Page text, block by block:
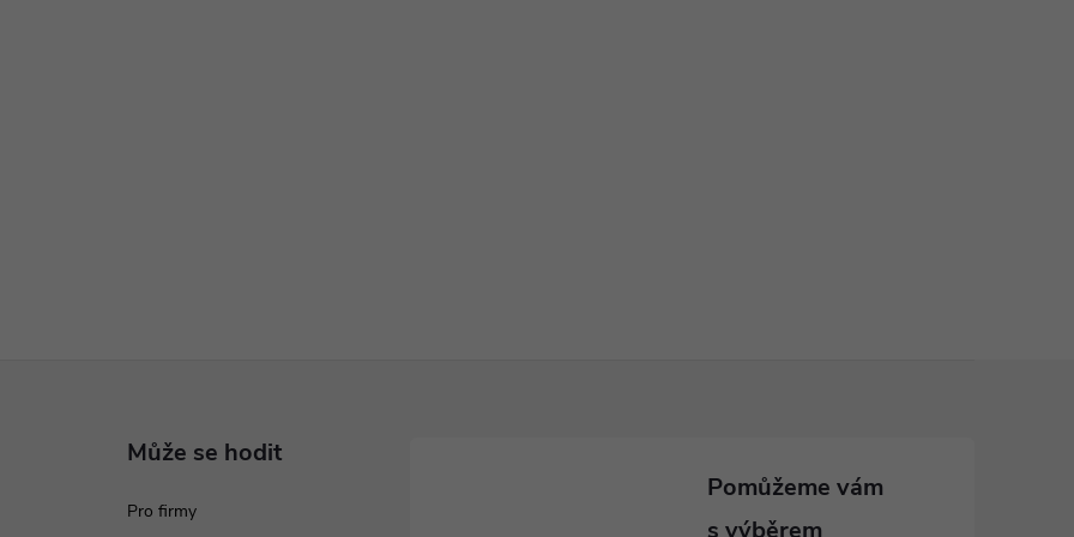
Může se hodit
Pro firmy